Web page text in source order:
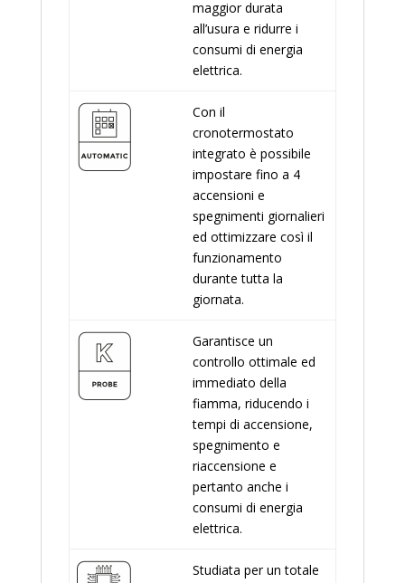
maggior durata
all’usura e ridurre i
consumi di energia
elettrica.
Con il
cronotermostato
integrato è possibile
impostare fino a 4
accensioni e
spegnimenti giornalieri
ed ottimizzare così il
funzionamento
durante tutta la
giornata.
Garantisce un
controllo ottimale ed
immediato della
fiamma, riducendo i
tempi di accensione,
spegnimento e
riaccensione e
pertanto anche i
consumi di energia
elettrica.
Studiata per un totale